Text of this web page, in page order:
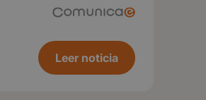
Leer noticia